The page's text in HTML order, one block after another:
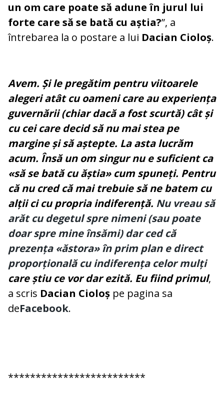
un om care poate să adune în jurul lui
forte care să se bată cu aștia?”, a
întrebarea la o postare a lui Dacian Cioloș.
Avem. Și le pregătim pentru viitoarele
alegeri atât cu oameni care au experiența
guvernării (chiar dacă a fost scurtă) cât și
cu cei care decid să nu mai stea pe
margine și să aștepte. La asta lucrăm
acum. Însă un om singur nu e suficient ca
«să se bată cu ăștia» cum spuneți. Pentru
că nu cred că mai trebuie să ne batem cu
alții ci cu propria indiferență. Nu vreau să
arăt cu degetul spre nimeni (sau poate
doar spre mine însămi) dar ced că
prezența «ăstora» în prim plan e direct
proporțională cu indiferența celor mulți
care știu ce vor dar ezită. Eu fiind primul,
a scris Dacian Cioloș pe pagina sa
deFacebook.
*************************